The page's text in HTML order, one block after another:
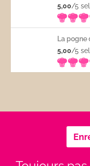
5,00/5
La pogne
5,00/5